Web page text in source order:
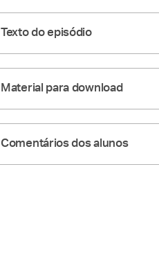
Texto do episódio
Material para download
Comentários dos alunos